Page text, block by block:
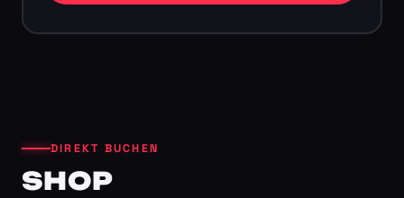
DIREKT BUCHEN
SHOP